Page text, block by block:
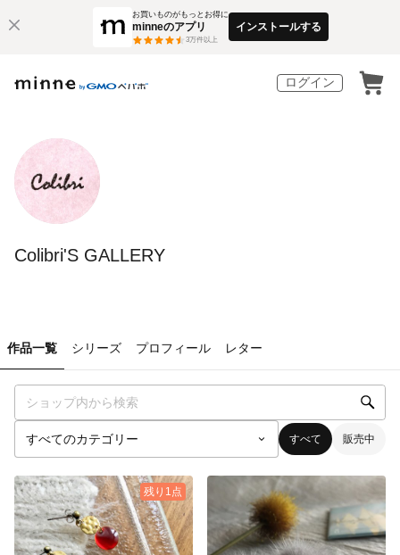
お買いものがもっとお得に
minneのアプリ
3万件以上
インストールする
ログイン
Colibri'S GALLERY
作品一覧 シリーズ プロフィール レター
すべて 販売中
残り1点